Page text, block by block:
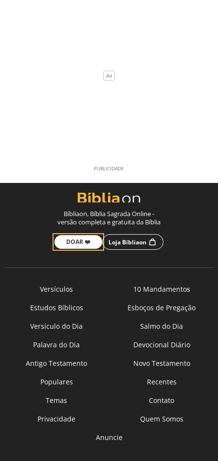
Bíbliaon, Bíblia Sagrada Online -
versão completa e gratuita da Bíblia
DOAR ❤️ Loja Bíbliaon
Versículos
10 Mandamentos
Estudos Bíblicos
Esboços de Pregação
Versículo do Dia
Salmo do Dia
Palavra do Dia
Devocional Diário
Antigo Testamento
Novo Testamento
Populares
Recentes
Temas
Contato
Privacidade
Quem Somos
Anuncie